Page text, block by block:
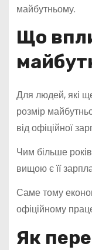
майбутньому.
Що
Для людей, які
розмір
від офіційної
Чим більше
вищою є її
Саме тому
офіційному
Як